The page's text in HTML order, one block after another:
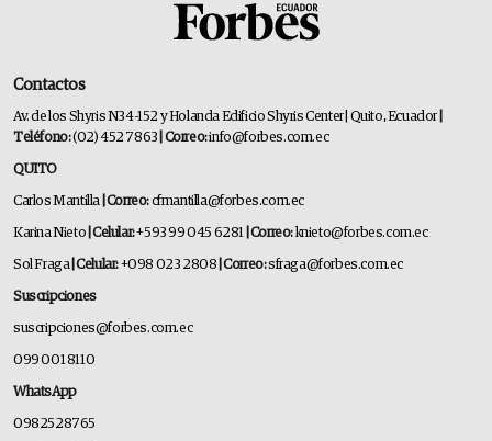
Contactos
Av. de los Shyris N34-152 y Holanda Edificio Shyris Center | Quito, Ecuador
Teléfono:(02) 452 7863 | Correo:info@forbes.com.ec
QUITO
Carlos Mantilla | Correo:cfmantilla@forbes.com.ec
Karina Nieto | Celular:+593 99 045 6281 | Correo:knieto@forbes.com.ec
Sol Fraga| Celular:+098 023 2808 | Correo:sfraga@forbes.com.ec
Suscripciones
suscripciones@forbes.com.ec
099 001 8110
WhatsApp
0982528765